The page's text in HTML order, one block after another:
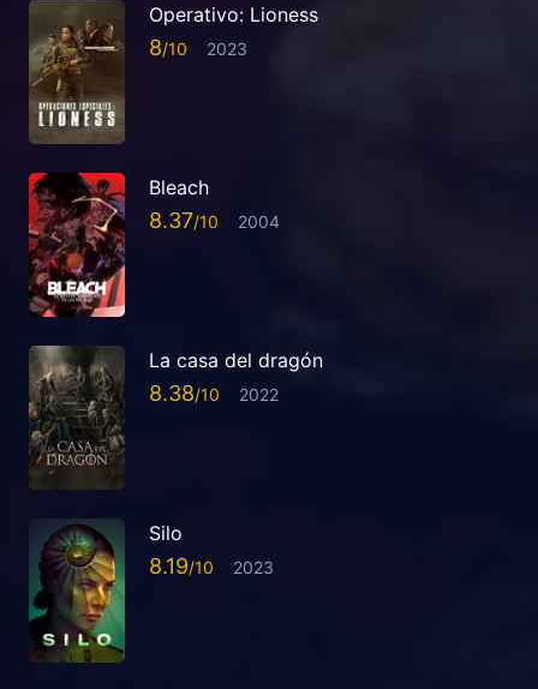
Operativo: Lioness
8 2023
Bleach
8.37 2004
La casa del dragón
8.38 2022
Silo
8.19 2023